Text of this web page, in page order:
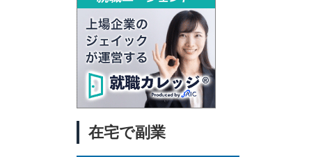
在宅で副業